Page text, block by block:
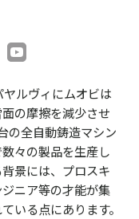
ルヴィにムオビは
の摩擦を減少させ
の全自動鋳造マシン
々の製品を生産し
景には、プロスキ
ニア等の才能が集
いる点にあります。